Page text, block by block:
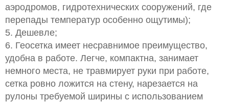
аэродромов, гидротехнических сооружений, где
перепады температур особенно ощутимы);
5. Дешевле;
6. Геосетка имеет несравнимое преимущество,
удобна в работе. Легче, компактна, занимает
немного места, не травмирует руки при работе,
сетка ровно ложится на стену, нарезается на
рулоны требуемой ширины с использованием